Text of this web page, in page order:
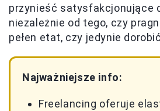
przynieść satysfakcjonujące
niezależnie od tego, czy
pełen etat, czy jedynie
Najważniejsze info:
Freelancing oferuje